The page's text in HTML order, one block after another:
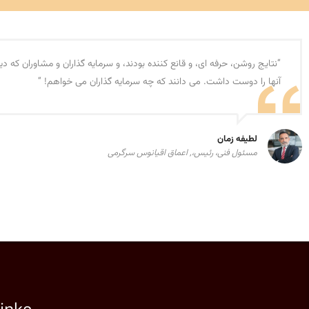
“نتایج روشن، حرفه ای، و قانع کننده بودند، و سرمایه گذاران و مشاوران که
آنها را دوست داشت. می دانند که چه سرمایه گذاران می خواهم! “
لطیفه زمان
مسئول فنی، رئیس،, اعماق اقیانوس سرگرمی